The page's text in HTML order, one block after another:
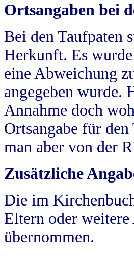
Ortsangaben bei
Bei den Taufpaten
Herkunft. Es
eine Abweichung
angegeben wurde.
Annahme doch
Ortsangabe für
man aber von der
Zusätzliche
Die im
Eltern oder
übernommen.